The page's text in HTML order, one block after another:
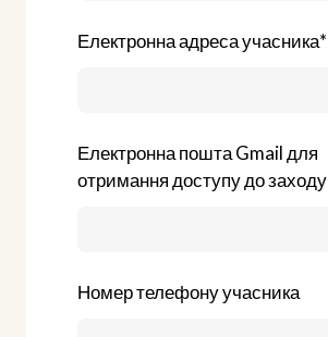
Електронна адреса учасника*
Електронна пошта Gmail для
отримання доступу до заходу
Номер телефону учасника